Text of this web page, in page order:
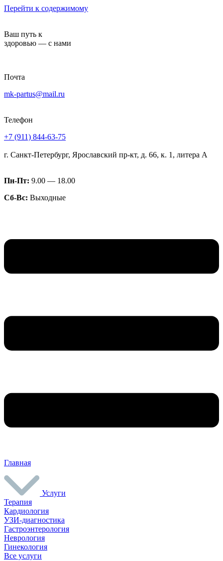
Перейти к содержимому
Ваш путь к
здоровью — с нами
Почта
mk-partus@mail.ru
Телефон
+7 (911) 844-63-75
г. Санкт-Петербург, Ярославский пр-кт, д. 66, к. 1, литера А
Пн-Пт: 9.00 — 18.00
Сб-Вс: Выходные
Главная
Услуги
Терапия
Кардиология
УЗИ-диагностика
Гастроэнтерология
Неврология
Гинекология
Все услуги